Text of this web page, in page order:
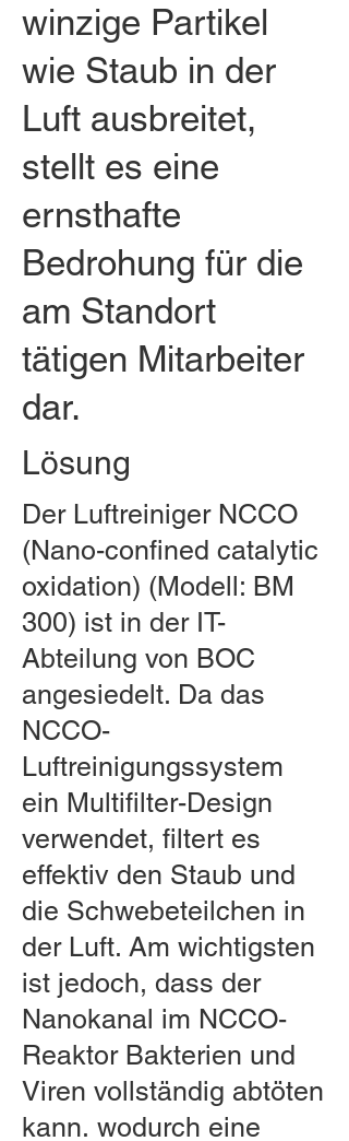
winzige Partikel
wie Staub in der
Luft ausbreitet,
stellt es eine
ernsthafte
Bedrohung für die
am Standort
tätigen Mitarbeiter
dar.
Lösung
Der Luftreiniger NCCO
(Nano-confined catalytic
oxidation) (Modell: BM
300) ist in der IT-
Abteilung von BOC
angesiedelt. Da das
NCCO-
Luftreinigungssystem
ein Multifilter-Design
verwendet, filtert es
effektiv den Staub und
die Schwebeteilchen in
der Luft. Am wichtigsten
ist jedoch, dass der
Nanokanal im NCCO-
Reaktor Bakterien und
Viren vollständig abtöten
kann, wodurch eine